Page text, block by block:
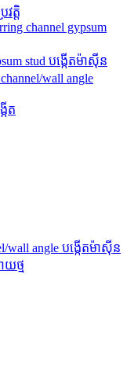
ត្តិ
channel gypsum
stud បង្កើតម៉ាស៊ីន
wall angle
ត
wall angle បង្កើតម៉ាស៊ីន
យថ្ម